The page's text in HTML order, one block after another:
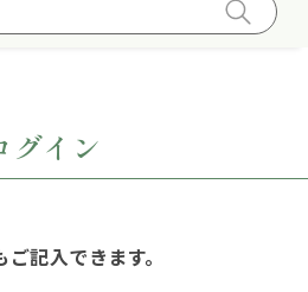
グイン
記入できます。